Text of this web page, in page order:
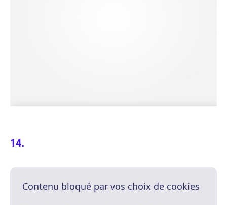
Contenu bloqué par vos choix de cookies